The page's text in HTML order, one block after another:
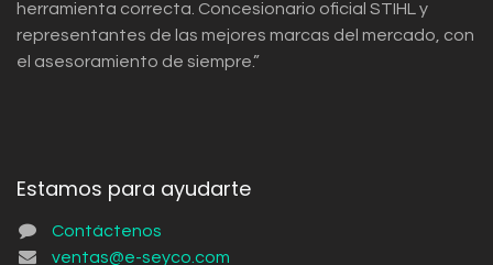
herramienta correcta. Concesionario oficial STIHL y
representantes de las mejores marcas del mercado, con
el asesoramiento de siempre.”
Estamos para ayudarte
Contáctenos
ventas@e-seyco.com